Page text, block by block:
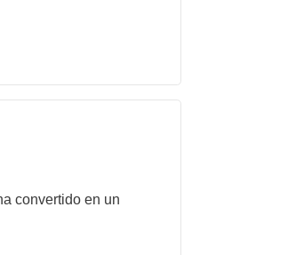
convertido en un